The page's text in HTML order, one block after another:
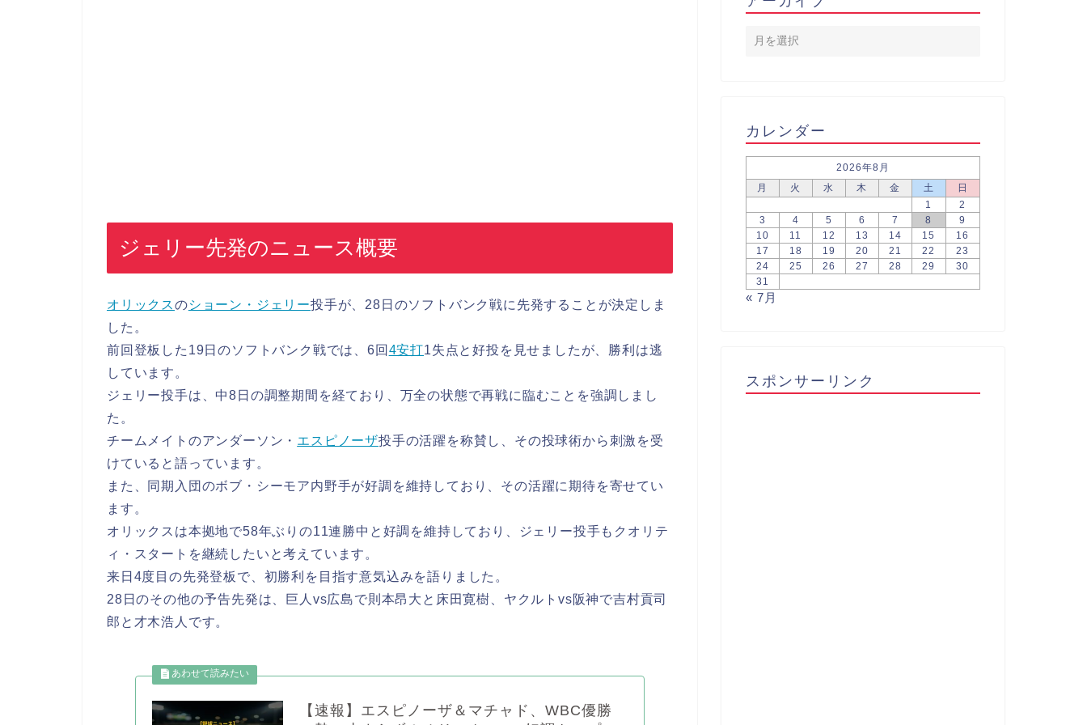
ジェリー先発のニュース概要
オリックスのショーン・ジェリー投手が、28日のソフトバンク戦に先発することが決定しま
した。
前回登板した19日のソフトバンク戦では、6回 4安打1失点と好投を見せましたが、勝利は逃
しています。
ジェリー投手は、中8日の調整期間を経ており、万全の状態で再戦に臨むことを強調しまし
た。
チームメイトのアンダーソン・ エスピノーザ投手の活躍を称賛し、その投球術から刺激を受
けていると語っています。
また、同期入団のボブ・シーモア内野手が好調を維持しており、その活躍に期待を寄せてい
ます。
オリックスは本拠地で58年ぶりの11連勝中と好調を維持しており、ジェリー投手もクオリテ
ィ・スタートを継続したいと考えています。
来日4度目の先発登板で、初勝利を目指す意気込みを語りました。
28日のその他の予告先発は、巨人vs広島で則本昂大と床田寛樹、ヤクルトvs阪神で吉村貢司
郎と才木浩人です。
【速報】エスピノーザ＆マチャド、WBC優勝
カレンダー
2026年8月
月
火 水 木 金 土
日
1
2
3
4 5 6 7 8
9
10
11 12 13 14 15
16
17
18 19 20 21 22
23
24
25 26 27 28 29
30
31
« 7月
スポンサーリンク